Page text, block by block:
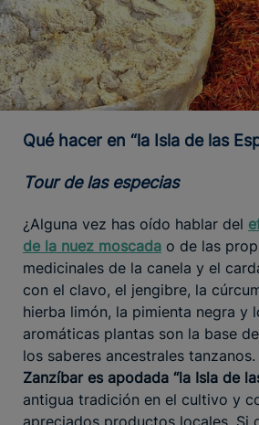
Qué hacer en “la Isla de las
Tour de las especias
¿Alguna vez has oído hablar del
de la nuez moscada o de las
medicinales de la canela y el
con el clavo, el jengibre, la
hierba limón, la pimienta negra y
aromáticas plantas son la base
los saberes ancestrales
Zanzíbar es apodada “la Isla de
antigua tradición en el cultivo y
apreciados productos locales. Si